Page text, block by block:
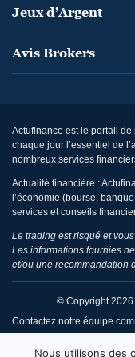
Jeux d’Argent
Avis Brokers
Actufinance est le portail de
chaque jour l’essentiel de
nombreux services
Actualité financière :
l’économie (bourse,
services et conseils
Le trading est risqué et
Les informations fournies
et/ou une recommandation
© Copyright 2026
Contactez notre équipe
Nous utilisons des